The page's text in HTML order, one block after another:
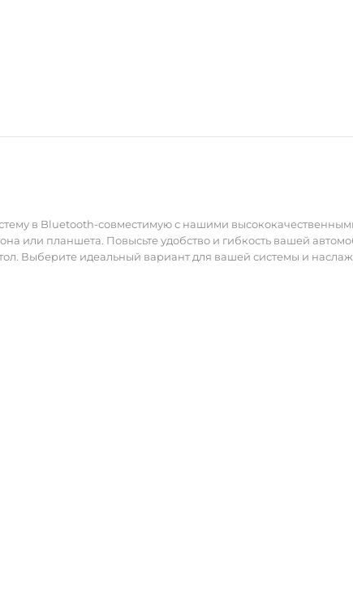
в Bluetooth-совместимую с нашими
или планшета. Повысьте удобство и гибкость вашей
Выберите идеальный вариант для вашей системы и